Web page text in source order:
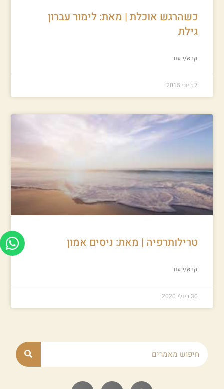
כשהרגש אוכלת | מאת: לימור עברון
גילת
קרא/י עוד
7 ביוני 2015
טרילותרפיה | מאת: ניסים אמון
קרא/י עוד
30 ביולי 2020